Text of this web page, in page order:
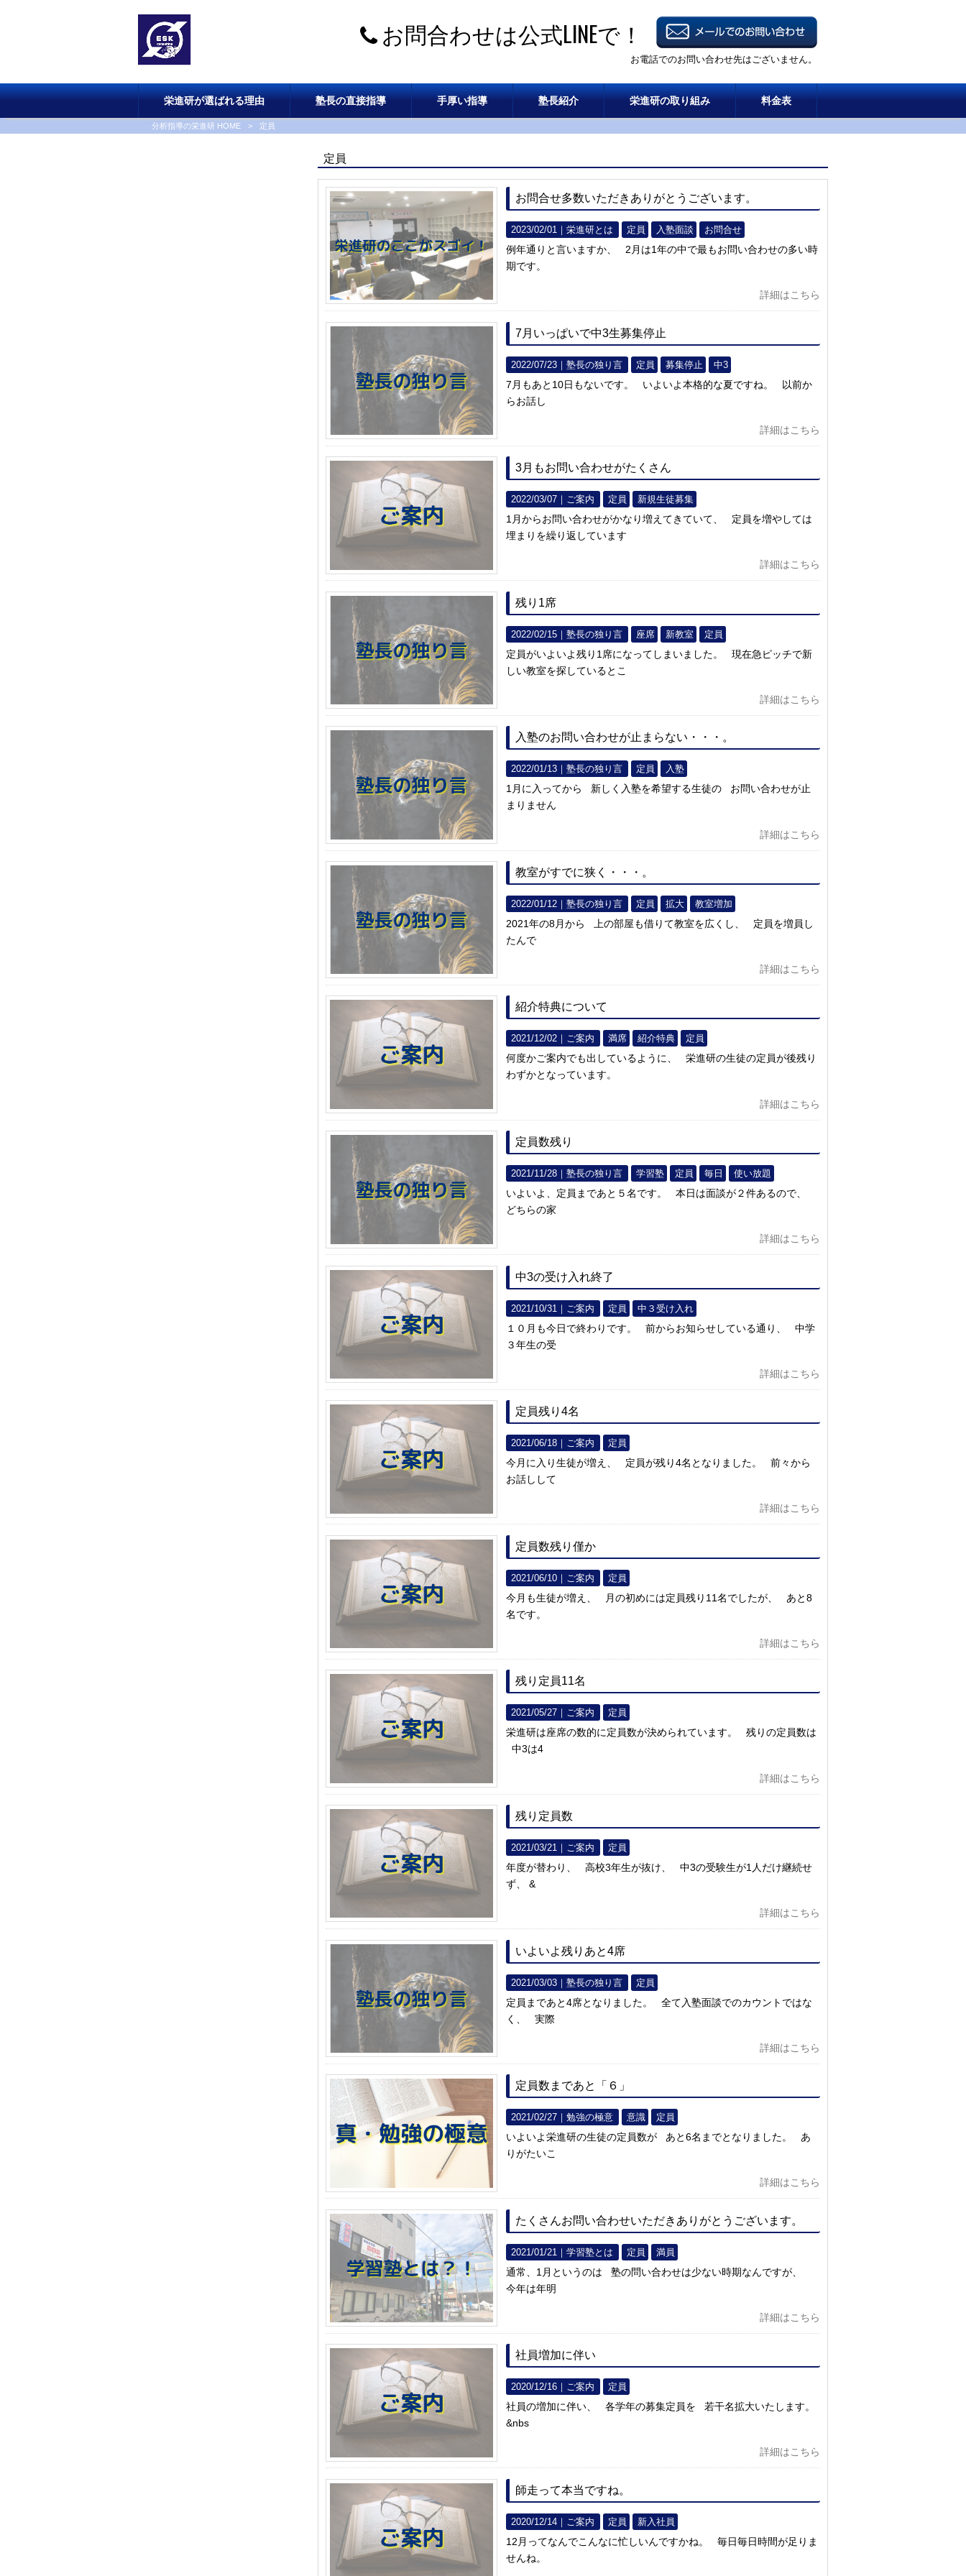
お問合わせは公式LINEで！
お電話でのお問い合わせ先はございません。
栄進研が選ばれる理由 塾長の直接指導 手厚い指導 塾長紹介 栄進研の取り組み 料金表
分析指導の栄進研 HOME > 定員
定員
お問合せ多数いただきありがとうございます。
2023/02/01｜栄進研とは 定員 入塾面談 お問合せ
例年通りと言いますか、 2月は1年の中で最もお問い合わせの多い時
期です。
詳細はこちら
7月いっぱいで中3生募集停止
2022/07/23｜塾長の独り言 定員 募集停止 中3
7月もあと10日もないです。 いよいよ本格的な夏ですね。 以前か
らお話し
詳細はこちら
3月もお問い合わせがたくさん
2022/03/07｜ ご案内 定員 新規生徒募集
1月からお問い合わせがかなり増えてきていて、 定員を増やしては
埋まりを繰り返しています
詳細はこちら
残り1席
2022/02/15｜塾長の独り言 座席 新教室 定員
定員がいよいよ残り1席になってしまいました。 現在急ピッチで新
しい教室を探しているとこ
詳細はこちら
入塾のお問い合わせが止まらない・・・。
2022/01/13｜塾長の独り言 定員 入塾
1月に入ってから 新しく入塾を希望する生徒の お問い合わせが止
まりません
詳細はこちら
教室がすでに狭く・・・。
2022/01/12｜塾長の独り言 定員 拡大 教室増加
2021年の8月から 上の部屋も借りて教室を広くし、 定員を増員し
たんで
詳細はこちら
紹介特典について
2021/12/02｜ ご案内 満席 紹介特典 定員
何度かご案内でも出しているように、 栄進研の生徒の定員が後残り
わずかとなっています。
詳細はこちら
定員数残り
2021/11/28｜塾長の独り言 学習塾 定員 毎日 使い放題
いよいよ、定員まであと５名です。 本日は面談が２件あるので、
どちらの家
詳細はこちら
中3の受け入れ終了
2021/10/31｜ ご案内 定員 中３受け入れ
１０月も今日で終わりです。 前からお知らせしている通り、 中学
３年生の受
詳細はこちら
定員残り4名
2021/06/18｜ ご案内 定員
今月に入り生徒が増え、 定員が残り4名となりました。 前々から
お話しして
詳細はこちら
定員数残り僅か
2021/06/10｜ ご案内 定員
今月も生徒が増え、 月の初めには定員残り11名でしたが、 あと8
名です。
詳細はこちら
残り定員11名
2021/05/27｜ ご案内 定員
栄進研は座席の数的に定員数が決められています。 残りの定員数は
中3は4
詳細はこちら
残り定員数
2021/03/21｜ ご案内 定員
年度が替わり、 高校3年生が抜け、 中3の受験生が1人だけ継続せ
ず、 &
詳細はこちら
いよいよ残りあと4席
2021/03/03｜塾長の独り言 定員
定員まであと4席となりました。 全て入塾面談でのカウントではな
く、 実際
詳細はこちら
定員数まであと「６」
2021/02/27｜勉強の極意 意識 定員
いよいよ栄進研の生徒の定員数が あと6名までとなりました。 あ
りがたいこ
詳細はこちら
たくさんお問い合わせいただきありがとうございます。
2021/01/21｜学習塾とは 定員 満員
通常、1月というのは 塾の問い合わせは少ない時期なんですが、
今年は年明
詳細はこちら
社員増加に伴い
2020/12/16｜ ご案内 定員
社員の増加に伴い、 各学年の募集定員を 若干名拡大いたします。
&nbs
詳細はこちら
師走って本当ですね。
2020/12/14｜ ご案内 定員 新入社員
12月ってなんでこんなに忙しいんですかね。 毎日毎日時間が足りま
せんね。